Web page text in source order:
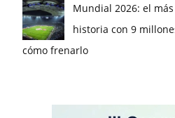
Mundial 2026: el
historia con 9
cómo frenarlo